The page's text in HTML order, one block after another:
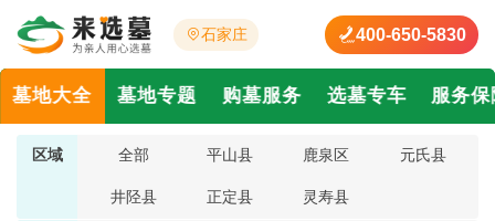
石家庄 400-650-5830
墓地大全 墓地专题 购墓服务 选墓专车 服务保
区域 全部 平山县 鹿泉区 元氏县
井陉县 正定县 灵寿县